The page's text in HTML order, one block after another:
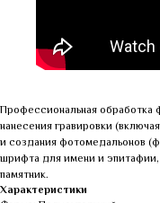
Профессиональная обработка
нанесения гравировки
и создания фотомедальонов
шрифта для имени и эпитафии,
памятник.
Характеристики